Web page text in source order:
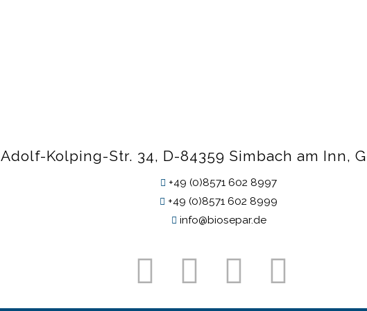
Adolf-Kolping-Str. 34, D-84359 Simbach am Inn,
+49 (0)8571 602 8997
+49 (0)8571 602 8999
info@biosepar.de